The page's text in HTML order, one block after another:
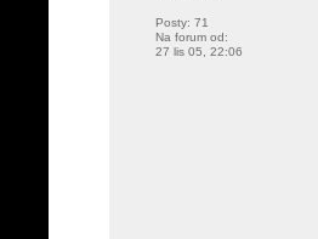
Posty: 71
Na forum od:
27 lis 05, 22:06